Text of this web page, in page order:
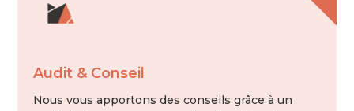
Audit & Conseil
Nous vous apportons des conseils grâce à un